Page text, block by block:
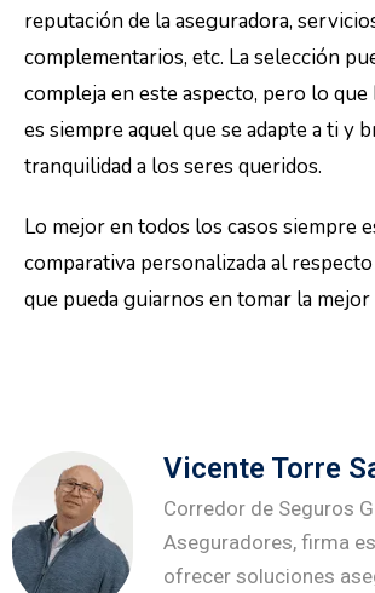
reputación de la aseguradora,
complementarios, etc. La selección
compleja en este aspecto, pero lo que
es siempre aquel que se adapte a ti y
tranquilidad a los seres queridos.
Lo mejor en todos los casos siempre
comparativa personalizada al
que pueda guiarnos en tomar la mejor
Vicente Torre
Corredor de Seguros
Aseguradores, firma
ofrecer soluciones